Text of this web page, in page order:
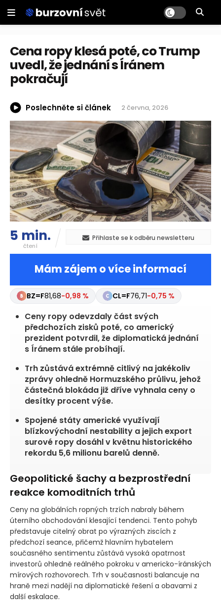
Cena ropy klesá poté, co Trump
uvedl, že jednání s Íránem
pokračují
Poslechněte si článek 2 června, 2026
5 min.
čtení
Přihlaste se k odběru newsletteru
Mám zájem o více informací
BZ=F81,68-0,98 % CL=F76,71-0,75 %
Ceny ropy odevzdaly část svých
předchozích zisků poté, co americký
prezident potvrdil, že diplomatická jednání
s Íránem stále probíhají.
Trh zůstává extrémně citlivý na jakékoliv
zprávy ohledně Hormuzského průlivu, jehož
částečná blokáda již dříve vyhnala ceny o
desítky procent výše.
Spojené státy americké využívají
blízkovýchodní nestability a jejich export
surové ropy dosáhl v květnu historického
rekordu 5,6 milionu barelů denně.
Geopolitické šachy a bezprostřední
reakce komoditních trhů
Ceny na globálních ropných trzích nabraly během
úterního obchodování klesající tendenci. Tento pohyb
představuje citelný obrat po výrazných ziscích z
předchozí seance, přičemž hlavním hybatelem
současného sentimentu zůstává vysoká opatrnost
investorů ohledně reálného pokroku v americko-íránských
mírových rozhovorech. Trh v současnosti balancuje na
hraně mezi nadějí na diplomatické řešení a obavami z
další eskalace.